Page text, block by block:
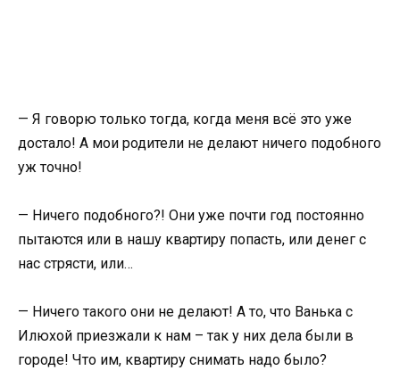
— Я говорю только тогда, когда меня всё это уже
достало! А мои родители не делают ничего подобного
уж точно!
— Ничего подобного?! Они уже почти год постоянно
пытаются или в нашу квартиру попасть, или денег с
нас стрясти, или…
— Ничего такого они не делают! А то, что Ванька с
Илюхой приезжали к нам – так у них дела были в
городе! Что им, квартиру снимать надо было?